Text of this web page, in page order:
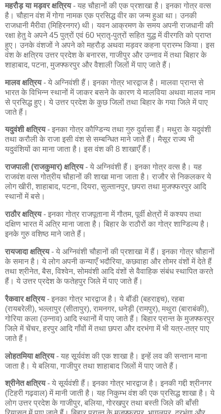
महरौड़ या मड़वर क्षत्रिय- यह चौहानों की एक प्रशाखा है। इनका गोत्र वत्स
है। चौहान वंश में गोगा नामक एक प्रसिद्ध वीर का जन्म हुआ था। उनकी
राजधानी मैरीवा (मिहिरनगर) थी। यवन आक्रमण के समय अपनी राजधानी की
रक्षा हेतु वे अपने 45 पुत्रों एवं 60 भ्रातृ-पुत्रों सहित युद्ध में वीरगति को प्राप्त
हुए। उनके वंशजों ने अपने को महरौड़ अथवा मड़वर कहना प्रारम्भ किया। इस
वंश के क्षत्रिय उत्तर प्रदेश के बनारस, गाजीपुर और उन्नाव में तथा बिहार के
शाहाबाद, पटना, मुजफ्फरपुर और वैशाली जिलों में पाए जाते हैं।
मालव क्षत्रिय- ये अग्निवंशी हैं। इनका गोत्र भारद्वाज है। मालवा प्रान्त से
भारत के विभिन्न स्थानों में जाकर बसने के कारण ये मालविया अथवा मालव नाम
से प्रसिद्ध हुए। ये उत्तर प्रदेश के कुछ जिलों तथा बिहार के गया जिले में पाए
जाते हैं।
यदुवंशी क्षत्रिय- इनका गोत्र कौण्डिन्य तथा गुरु दुर्वासा हैं। मथुरा के यदुवंशी
तथा करौली के राजा इसी वंश से सम्बन्धित माने जाते हैं। मैसूर राज्य भी
यदुवंशियों का माना जाता है। इस वंश की 8 शाखाएँ हैं।
राजपाली (राजकुमार) क्षत्रिय- ये अग्निवंशी हैं। इनका गोत्र वत्स है। यह
राजवंश वत्स गोत्रीय चौहानों की शाखा माना जाता है। राजौर से निकलकर ये
लोग खीरी, शाहाबाद, पटना, दियरा, सुल्तानपुर, छपरा तथा मुजफ्फरपुर आदि
स्थानों में बसे।
राठौर क्षत्रिय- इनका गोत्र राजपूताना में गौतम, पूर्वी क्षेत्रों में कश्यप तथा
दक्षिण भारत में अत्रि माना जाता है। बिहार के राठौरों का गोत्र शाण्डिल्य है।
इनके गुरु वशिष्ठ माने जाते हैं।
रायजादा क्षत्रिय- ये अग्निवंशी चौहानों की प्रशाखा में हैं। इनका गोत्र चौहानों
के समान है। ये लोग अपनी कन्याएँ भदौरिया, कछवाहा और तोमर वंशों में देते हैं
तथा श्रीनेत, बैस, विश्वेन, सोमवंशी आदि वंशों से वैवाहिक संबंध स्थापित करते
हैं। ये उत्तर प्रदेश के फतेहपुर जिले में पाए जाते हैं।
रैकवार क्षत्रिय- इनका गोत्र भारद्वाज है। ये बौंडी (बहराइच), रहबा
(रायबरेली), भल्लापुर (सीतापुर), रामनगर, धनेड़ी (रामपुर), मथुरा (बाराबंकी),
गोरिया कला (उन्नाव) आदि स्थानों में पाए जाते हैं। बिहार प्रान्त के मुजफ्फरपुर
जिले में चेंचर, हरपुर आदि गाँवों में तथा छपरा और दरभंगा में भी यत्र-तत्र पाए
जाते हैं।
लोहतमिया क्षत्रिय- यह सूर्यवंश की एक शाखा है। इन्हें लव की सन्तान माना
जाता है। ये बलिया, गाजीपुर तथा शाहाबाद जिलों में पाए जाते हैं।
श्रीनेत क्षत्रिय- ये सूर्यवंशी हैं। इनका गोत्र भारद्वाज है। इनकी गद्दी श्रीनगर
(टिहरी गढ़वाल) में मानी जाती है। यह निकुम्भ वंश की एक प्रसिद्ध शाखा है। ये
लोग उत्तर प्रदेश के गाजीपुर, बलिया, गोरखपुर तथा बस्ती जिले की बाँसी